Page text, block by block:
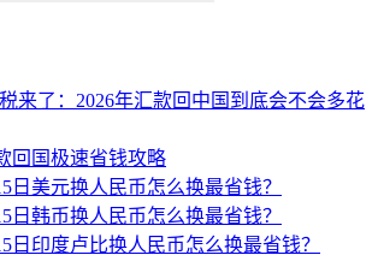
来了：2026年汇款回中国到底会不会多花
回国极速省钱攻略
日美元换人民币怎么换最省钱？
日韩币换人民币怎么换最省钱？
日印度卢比换人民币怎么换最省钱？